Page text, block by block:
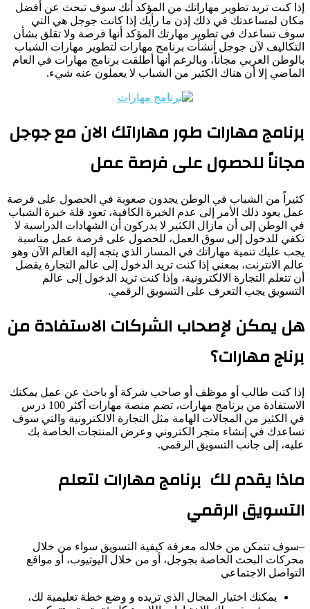
إذا كنت تريد تطوير مهاراتك من المؤكد أنك سوف تبحث عن أفضل
مكان لمساعدتك في ذلك إذن ما رأيك إذا كانت جوجل هي التي
سوف تساعدك في تطوير مهارتك المؤكد أنها فرصة ولا تقلق بشأن
التكاليف لآن جوجل أنشأت برنامج مهارات لتطوير مهارات الشباب
بالوطن العربي مجاناً، وبالرغم أنها أطلقت برنامج مهارات في العام
الماضي إلا أن هناك الكثير من الشباب لا يعملون عنه شيء.
برنامج مهارات طور مهاراتك الان مع جوجل
مجاناً للحصول على فرصة عمل
كثيراً من الشباب في الوطن يجدون صعوبة في الحصول على فرصة
عمل يعود ذلك الأمر إلى عدم الخبرة الكافية، تعود قلة خبرة الشباب
في الوطن إلى أن مازال الكثير لا يدركون أن الشهادات الدراسية لا
تكفي للدخول إلى سوق العمل، للحصول على فرصة عمل مناسبة
يجب عليك تنمية مهاراتك في المسار الذي يتجه إليه العالم الآن وهو
عالم الانترنت، بمعني إذا كنت تريد الدخول إلى عالم التجارة يفضل
أن تتعلم التجارة الالكترونية، وإذا كنت تريد الدخول إلى عالم
التسويق يجب التعرف على التسويق الرقمي.
هل يمكن لإصحاب الشركات الاستفادة من
برناج مهارات؟
إذا كنت طالب أو موظف أو صاحب شركة أو باحث عن عمل يمكنك
الاستفادة من برنامج مهارات، تضم منصة مهارات أكثر 100 درس
في الكثير من المجالات الهامة مثل التجارة الالكترونية والتي سوف
تساعدك في إنشاء متجر الكتروني وعرض المنتجات الخاصة بك
عليه، إلى جانب التسويق الرقمي.
ماذا يقدم لك برنامج مهارات لتعلم
التسويق الرقمي
–سوف تتمكن من خلاله معرفة كيفية التسويق سواء من خلال
محركات البحث الخاصة بجوجل، أو من خلال اليوتيوب، أو مواقع
التواصل الاجتماعي
يمكنك اختيار المجال الذي تريده و وضع خطة تعليمية لك،